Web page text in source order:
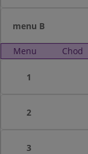
menu B
Menu Chod
1
2
3